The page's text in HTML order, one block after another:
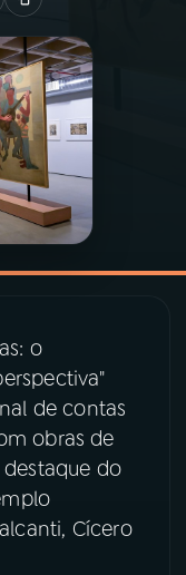
o
de contas
obras de
do
Cícero